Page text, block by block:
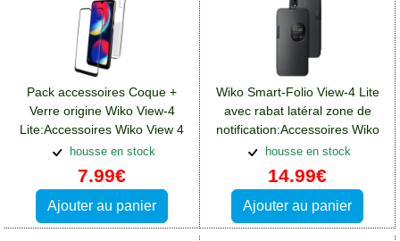
Pack accessoires Coque +
Verre origine Wiko View-4
Lite:Accessoires Wiko View 4
Lite
housse en stock
7.99€
Ajouter au panier
Wiko Smart-Folio View-4 Lite
avec rabat latéral zone de
notification:Accessoires Wiko
View 4 Lite
housse en stock
14.99€
Ajouter au panier